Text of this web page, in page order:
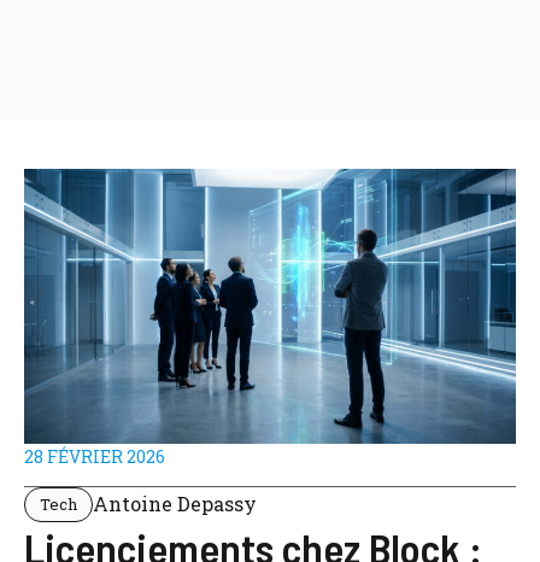
28 FÉVRIER 2026
Tech Antoine Depassy
Licenciements chez Block :